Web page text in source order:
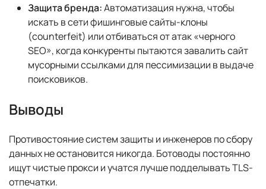
Защита бренда:Автоматизация нужна, чтобы
искать в сети фишинговые сайты-клоны
(counterfeit) или отбиваться от атак «черного
SEO», когда конкуренты пытаются завалить сайт
мусорными ссылками для пессимизации в выдаче
поисковиков.
Выводы
Противостояние систем защиты и инженеров по сбору
данных не остановится никогда. Ботоводы постоянно
ищут чистые прокси и учатся лучше подделывать TLS-
отпечатки.